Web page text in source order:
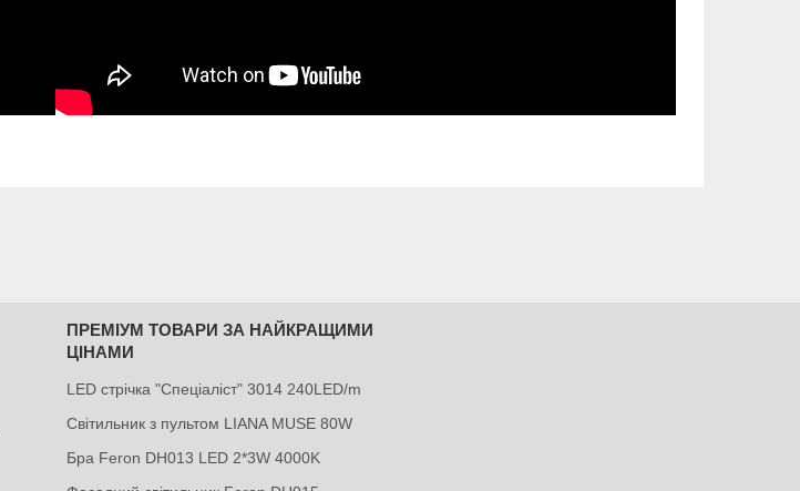
ПРЕМІУМ ТОВАРИ ЗА НАЙКРАЩИМИ
ЦІНАМИ
LED стрічка "Спеціаліст" 3014 240LED/m
Світильник з пультом LIANA MUSE 80W
Бра Feron DH013 LED 2*3W 4000K